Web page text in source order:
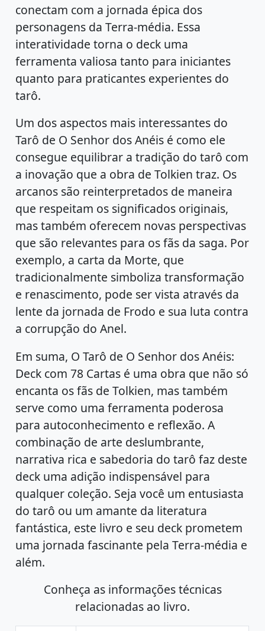
conectam com a jornada épica dos
personagens da Terra-média. Essa
interatividade torna o deck uma
ferramenta valiosa tanto para iniciantes
quanto para praticantes experientes do
tarô.
Um dos aspectos mais interessantes do
Tarô de O Senhor dos Anéis é como ele
consegue equilibrar a tradição do tarô com
a inovação que a obra de Tolkien traz. Os
arcanos são reinterpretados de maneira
que respeitam os significados originais,
mas também oferecem novas perspectivas
que são relevantes para os fãs da saga. Por
exemplo, a carta da Morte, que
tradicionalmente simboliza transformação
e renascimento, pode ser vista através da
lente da jornada de Frodo e sua luta contra
a corrupção do Anel.
Em suma, O Tarô de O Senhor dos Anéis:
Deck com 78 Cartas é uma obra que não só
encanta os fãs de Tolkien, mas também
serve como uma ferramenta poderosa
para autoconhecimento e reflexão. A
combinação de arte deslumbrante,
narrativa rica e sabedoria do tarô faz deste
deck uma adição indispensável para
qualquer coleção. Seja você um entusiasta
do tarô ou um amante da literatura
fantástica, este livro e seu deck prometem
uma jornada fascinante pela Terra-média e
além.
Conheça as informações técnicas
relacionadas ao livro.